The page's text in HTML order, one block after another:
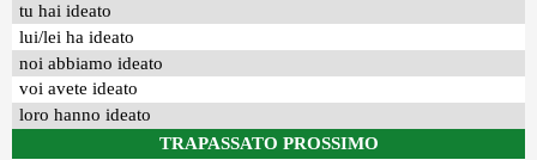
tu hai ideato
lui/lei ha ideato
noi abbiamo ideato
voi avete ideato
loro hanno ideato
TRAPASSATO PROSSIMO